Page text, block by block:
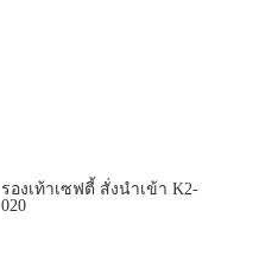
รองเท้าเซฟตี้ สั่งนำเข้า K2-
020